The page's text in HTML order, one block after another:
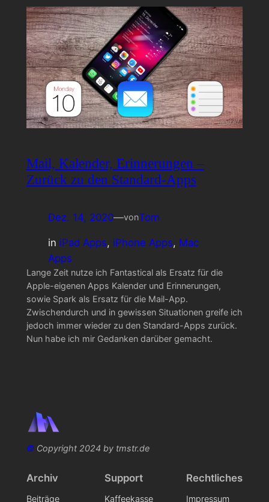
Mail, Kalender, Erinnerungen –
Zurück zu den Standard-Apps
Dez. 14, 2020—vonTom
in iPad Apps, iPhone Apps, Mac
Apps
Lange Zeit nutze ich Fantastical als Ersatz für die
Apple-eigenen Apps Kalender und Erinnerungen,
sowie Spark als Ersatz für die Mail-App.
Zwischendurch und in gewissen Situationen greife ich
jedoch immer wieder zu den Standard-Apps zurück.
Nun habe ich mir Gedanken darüber gemacht.
©Copyright 2024 by tmstr.de
Archiv
Beiträge
Support
Kaffeekasse
Rechtliches
Impressum